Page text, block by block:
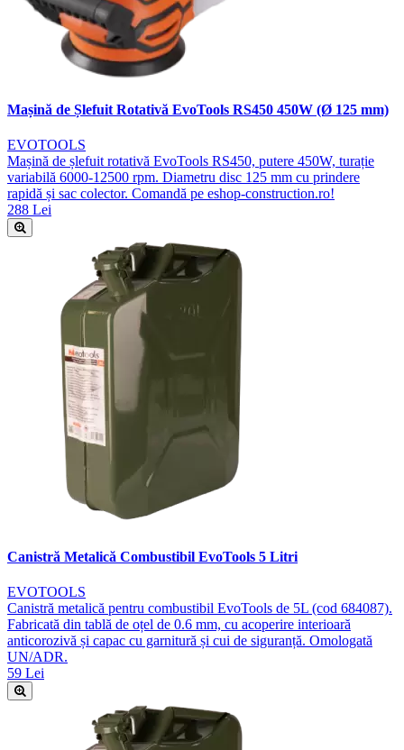
Mașină de Șlefuit Rotativă EvoTools RS450 450W (Ø 125 mm)
EVOTOOLS
Mașină de șlefuit rotativă EvoTools RS450, putere 450W, turație
variabilă 6000-12500 rpm. Diametru disc 125 mm cu prindere
rapidă și sac colector. Comandă pe eshop-construction.ro!
288 Lei
Canistră Metalică Combustibil EvoTools 5 Litri
EVOTOOLS
Canistră metalică pentru combustibil EvoTools de 5L (cod 684087).
Fabricată din tablă de oțel de 0.6 mm, cu acoperire interioară
anticorozivă și capac cu garnitură și cui de siguranță. Omologată
UN/ADR.
59 Lei